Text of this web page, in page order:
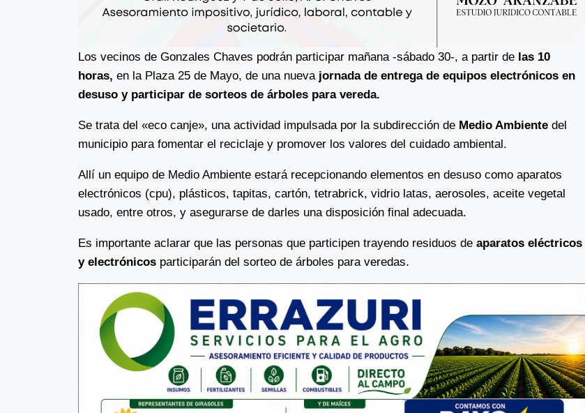
Los vecinos de Gonzales Chaves podrán participar mañana -sábado 30-, a partir de las 10
horas, en la Plaza 25 de Mayo, de una nueva jornada de entrega de equipos electrónicos en
desuso y participar de sorteos de árboles para vereda.
Se trata del «eco canje», una actividad impulsada por la subdirección de Medio Ambiente del
municipio para fomentar el reciclaje y promover los valores del cuidado ambiental.
Allí un equipo de Medio Ambiente estará recepcionando elementos en desuso como aparatos
electrónicos (cpu), plásticos, tapitas, cartón, tetrabrick, vidrio latas, aerosoles, aceite vegetal
usado, entre otros, y asegurarse de darles una disposición final adecuada.
Es importante aclarar que las personas que participen trayendo residuos de aparatos eléctricos
y electrónicos participarán del sorteo de árboles para veredas.